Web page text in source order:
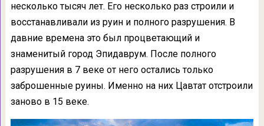
несколько тысяч лет. Его несколько раз строили и
восстанавливали из руин и полного разрушения. В
давние времена это был процветающий и
знаменитый город Эпидаврум. После полного
разрушения в 7 веке от него остались только
заброшенные руины. Именно на них Цавтат отстроили
заново в 15 веке.